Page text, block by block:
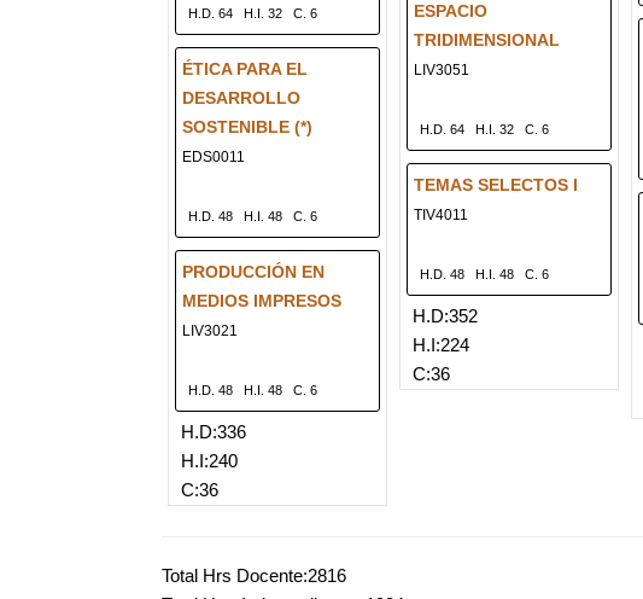
H.D. 64 H.I. 32 C. 6
ÉTICA PARA EL
DESARROLLO
SOSTENIBLE (*)
EDS0011
H.D. 48 H.I. 48 C. 6
PRODUCCIÓN EN
MEDIOS IMPRESOS
LIV3021
H.D. 48 H.I. 48 C. 6
H.D:336
H.I:240
C:36
ESPACIO
TRIDIMENSIONAL
LIV3051
H.D. 64 H.I. 32 C. 6
TEMAS SELECTOS I
TIV4011
H.D. 48 H.I. 48 C. 6
H.D:352
H.I:224
C:36
Total Hrs Docente:2816